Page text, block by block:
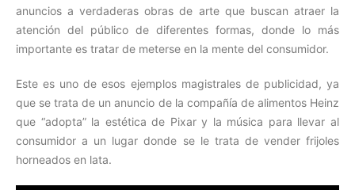
anuncios a verdaderas obras de arte que buscan atraer la
atención del público de diferentes formas, donde lo más
importante es tratar de meterse en la mente del consumidor.
Este es uno de esos ejemplos magistrales de publicidad, ya
que se trata de un anuncio de la compañía de alimentos Heinz
que “adopta” la estética de Pixar y la música para llevar al
consumidor a un lugar donde se le trata de vender frijoles
horneados en lata.